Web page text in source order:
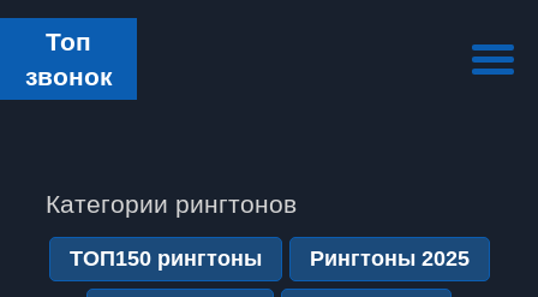
Топ
звонок
Категории рингтонов
ТОП150 рингтоны Рингтоны 2025